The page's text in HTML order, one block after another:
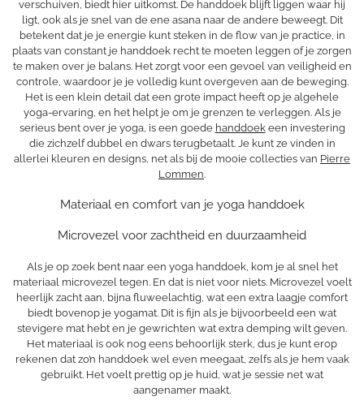
verschuiven, biedt hier uitkomst. De handdoek blijft liggen waar hij
ligt, ook als je snel van de ene asana naar de andere beweegt. Dit
betekent dat je je energie kunt steken in de flow van je practice, in
plaats van constant je handdoek recht te moeten leggen of je zorgen
te maken over je balans. Het zorgt voor een gevoel van veiligheid en
controle, waardoor je je volledig kunt overgeven aan de beweging.
Het is een klein detail dat een grote impact heeft op je algehele
yoga-ervaring, en het helpt je om je grenzen te verleggen. Als je
serieus bent over je yoga, is een goede handdoekeen investering
die zichzelf dubbel en dwars terugbetaalt. Je kunt ze vinden in
allerlei kleuren en designs, net als bij de mooie collecties van Pierre
Lommen.
Materiaal en comfort van je yoga handdoek
Microvezel voor zachtheid en duurzaamheid
Als je op zoek bent naar een yoga handdoek, kom je al snel het
materiaal microvezel tegen. En dat is niet voor niets. Microvezel voelt
heerlijk zacht aan, bijna fluweelachtig, wat een extra laagje comfort
biedt bovenop je yogamat. Dit is fijn als je bijvoorbeeld een wat
stevigere mat hebt en je gewrichten wat extra demping wilt geven.
Het materiaal is ook nog eens behoorlijk sterk, dus je kunt erop
rekenen dat zo’n handdoek wel even meegaat, zelfs als je hem vaak
gebruikt. Het voelt prettig op je huid, wat je sessie net wat
aangenamer maakt.